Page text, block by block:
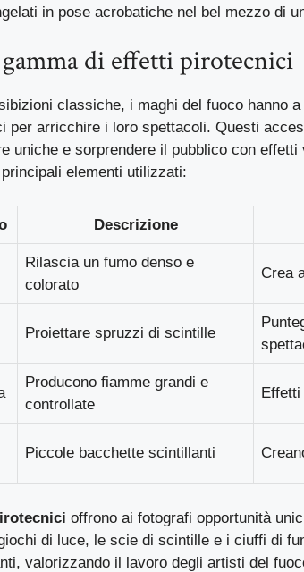
in pose acrobatiche nel bel mezzo di
gamma di effetti pirotecnici
classiche, i maghi del fuoco hanno a
per arricchire i loro spettacoli. Questi
uniche e sorprendere il pubblico con
elementi utilizzati:
Descrizione
Rilascia un fumo denso e
colorato
Crea
Proiettare spruzzi di scintille
Producono fiamme grandi e
controllate
Piccole bacchette scintillanti
offrono ai fotografi opportunità
di luce, le scie di scintille e i ciuffi di
valorizzando il lavoro degli artisti del